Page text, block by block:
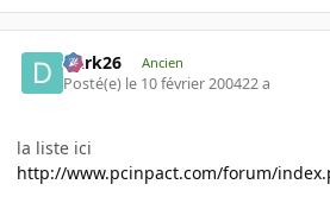
Dark26 Ancien
Posté(e) le 10 février 200422 a
la liste ici
http://www.pcinpact.com/forum/